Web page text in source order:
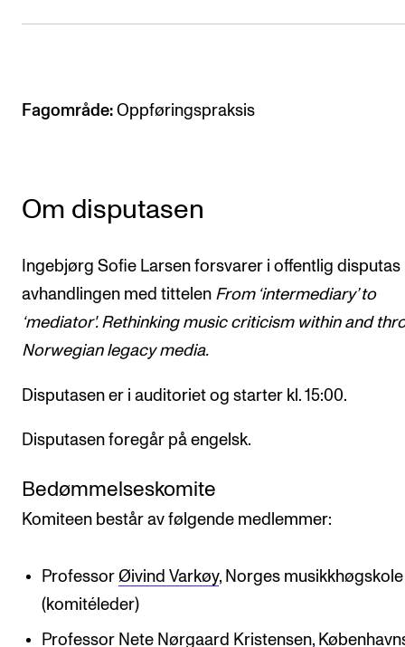
Om Norges musikkhøgskole
For ansatte og studenter
Fagområde: Oppføringspraksis
Om disputasen
Ingebjørg Sofie Larsen forsvarer i offentlig disputas
avhandlingen med tittelen From ‘intermediary’ to
‘mediator'. Rethinking music criticism within and
Norwegian legacy media.
Disputasen er i auditoriet og starter kl. 15:00.
Disputasen foregår på engelsk.
Bedømmelseskomite
Komiteen består av følgende medlemmer:
ProfessorØivind Varkøy, Norges musikkhøgskole
(komitéleder)
Professor Nete Nørgaard Kristensen,